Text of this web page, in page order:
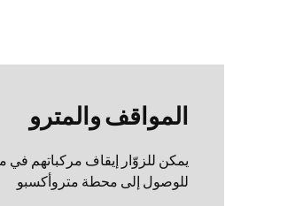
المواقف والمترو
يمكن للزوّار إيقاف مركباتهم في
للوصول إلى محطة متروأكسبو